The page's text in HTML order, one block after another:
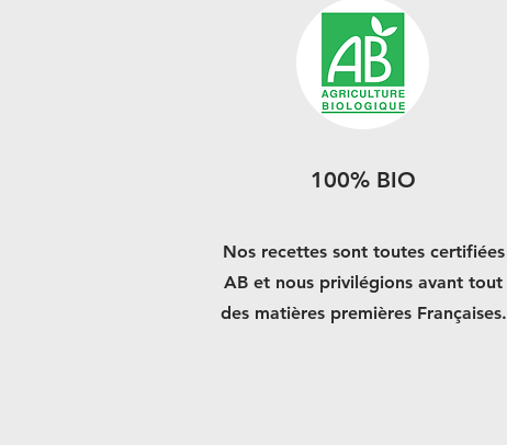
100% BIO
Nos recettes sont toutes certifiées
AB et nous privilégions avant tout
des matières premières Françaises.